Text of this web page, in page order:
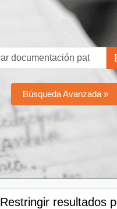
Búsqueda Avanzada »
Restringir resultados